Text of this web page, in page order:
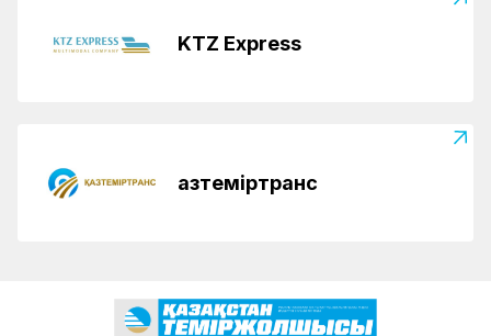
KTZ Express
Қазтеміртранс